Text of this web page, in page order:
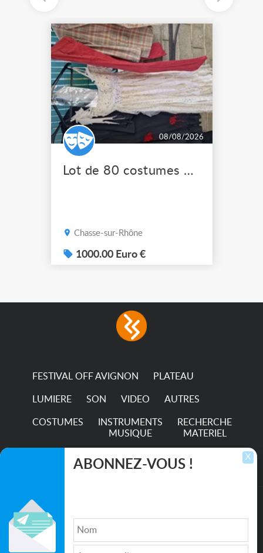
08/08/2026
Lot de 80 costumes de scène pro
Chasse-sur-Rhône
1000.00 Euro €
FESTIVAL OFF AVIGNON PLATEAU
LUMIERE SON VIDEO AUTRES
COSTUMES
INSTRUMENTS
MUSIQUE
RECHERCHE
MATERIEL
TRANSPORTS X
ABONNEZ-VOUS !